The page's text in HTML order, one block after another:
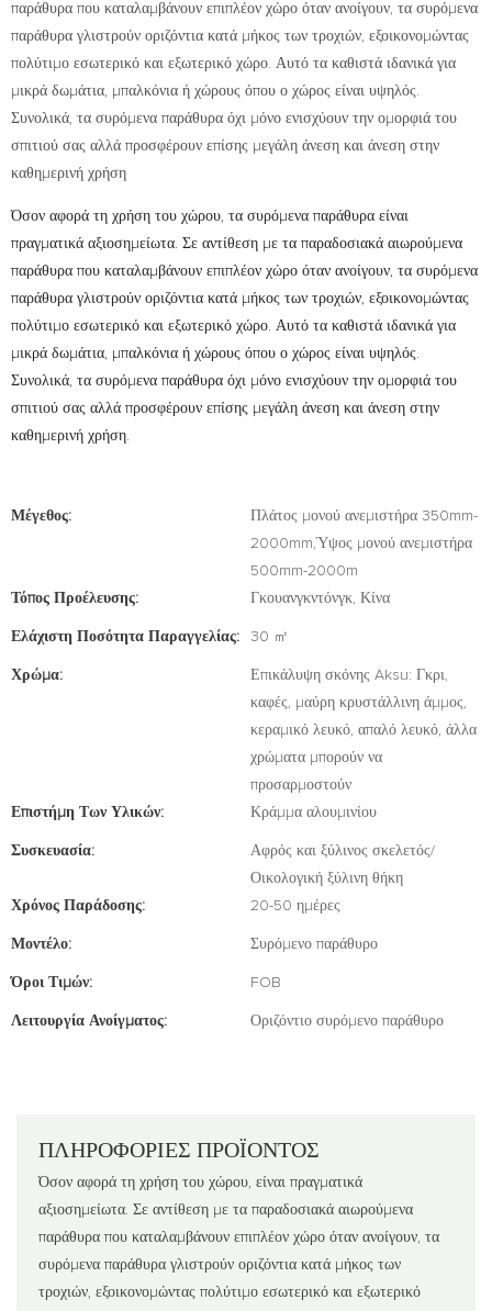
παράθυρα που καταλαμβάνουν επιπλέον χώρο όταν ανοίγουν, τα συρόμενα
παράθυρα γλιστρούν οριζόντια κατά μήκος των τροχιών, εξοικονομώντας
πολύτιμο εσωτερικό και εξωτερικό χώρο. Αυτό τα καθιστά ιδανικά για
μικρά δωμάτια, μπαλκόνια ή χώρους όπου ο χώρος είναι υψηλός.
Συνολικά, τα συρόμενα παράθυρα όχι μόνο ενισχύουν την ομορφιά του
σπιτιού σας αλλά προσφέρουν επίσης μεγάλη άνεση και άνεση στην
καθημερινή χρήση
Όσον αφορά τη χρήση του χώρου, τα συρόμενα παράθυρα είναι
πραγματικά αξιοσημείωτα. Σε αντίθεση με τα παραδοσιακά αιωρούμενα
παράθυρα που καταλαμβάνουν επιπλέον χώρο όταν ανοίγουν, τα συρόμενα
παράθυρα γλιστρούν οριζόντια κατά μήκος των τροχιών, εξοικονομώντας
πολύτιμο εσωτερικό και εξωτερικό χώρο. Αυτό τα καθιστά ιδανικά για
μικρά δωμάτια, μπαλκόνια ή χώρους όπου ο χώρος είναι υψηλός.
Συνολικά, τα συρόμενα παράθυρα όχι μόνο ενισχύουν την ομορφιά του
σπιτιού σας αλλά προσφέρουν επίσης μεγάλη άνεση και άνεση στην
καθημερινή χρήση.
Μέγεθος:
Πλάτος μονού ανεμιστήρα 350mm-
2000mm,Ύψος μονού ανεμιστήρα
500mm-2000m
Τόπος Προέλευσης:
Γκουανγκντόνγκ, Κίνα
Ελάχιστη Ποσότητα Παραγγελίας: 30 ㎡
Χρώμα:
Επικάλυψη σκόνης Aksu: Γκρι,
καφές, μαύρη κρυστάλλινη άμμος,
κεραμικό λευκό, απαλό λευκό, άλλα
χρώματα μπορούν να
προσαρμοστούν
Επιστήμη Των Υλικών:
Κράμμα αλουμινίου
Συσκευασία:
Αφρός και ξύλινος σκελετός/
Οικολογική ξύλινη θήκη
Χρόνος Παράδοσης:
20-50 ημέρες
Μοντέλο: Συρόμενο παράθυρο
Όροι Τιμών: FOB
Λειτουργία Ανοίγματος: Οριζόντιο συρόμενο παράθυρο
ΠΛΗΡΟΦΟΡΊΕΣ ΠΡΟΪΌΝΤΟΣ
Όσον αφορά τη χρήση του χώρου, είναι πραγματικά
αξιοσημείωτα. Σε αντίθεση με τα παραδοσιακά αιωρούμενα
παράθυρα που καταλαμβάνουν επιπλέον χώρο όταν ανοίγουν, τα
συρόμενα παράθυρα γλιστρούν οριζόντια κατά μήκος των
τροχιών, εξοικονομώντας πολύτιμο εσωτερικό και εξωτερικό